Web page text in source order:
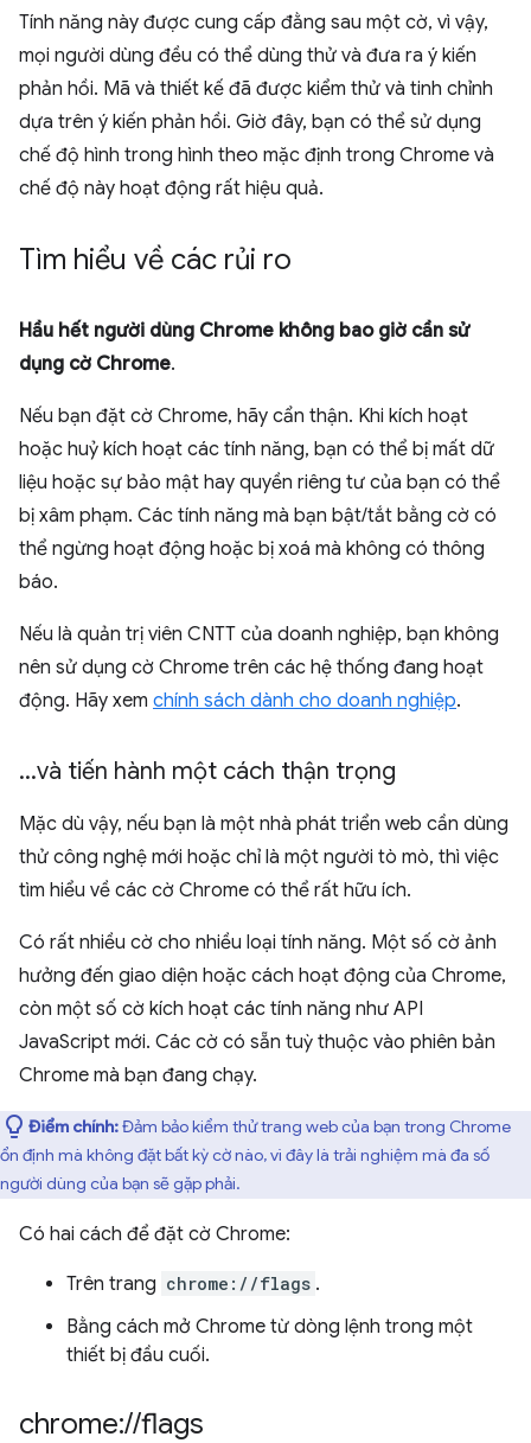
Tính năng này được cung cấp đằng sau một cờ, vì vậy,
mọi người dùng đều có thể dùng thử và đưa ra ý kiến
phản hồi. Mã và thiết kế đã được kiểm thử và tinh chỉnh
dựa trên ý kiến phản hồi. Giờ đây, bạn có thể sử dụng
chế độ hình trong hình theo mặc định trong Chrome và
chế độ này hoạt động rất hiệu quả.
Tìm hiểu về các rủi ro
Hầu hết người dùng Chrome không bao giờ cần sử
dụng cờ Chrome.
Nếu bạn đặt cờ Chrome, hãy cẩn thận. Khi kích hoạt
hoặc huỷ kích hoạt các tính năng, bạn có thể bị mất dữ
liệu hoặc sự bảo mật hay quyền riêng tư của bạn có thể
bị xâm phạm. Các tính năng mà bạn bật/tắt bằng cờ có
thể ngừng hoạt động hoặc bị xoá mà không có thông
báo.
Nếu là quản trị viên CNTT của doanh nghiệp, bạn không
nên sử dụng cờ Chrome trên các hệ thống đang hoạt
động. Hãy xem chính sách dành cho doanh nghiệp.
...và tiến hành một cách thận trọng
Mặc dù vậy, nếu bạn là một nhà phát triển web cần dùng
thử công nghệ mới hoặc chỉ là một người tò mò, thì việc
tìm hiểu về các cờ Chrome có thể rất hữu ích.
Có rất nhiều cờ cho nhiều loại tính năng. Một số cờ ảnh
hưởng đến giao diện hoặc cách hoạt động của Chrome,
còn một số cờ kích hoạt các tính năng như API
JavaScript mới. Các cờ có sẵn tuỳ thuộc vào phiên bản
Chrome mà bạn đang chạy.
Điểm chính:Đảm bảo kiểm thử trang web của bạn trong Chrome
ổn định mà không đặt bất kỳ cờ nào, vì đây là trải nghiệm mà đa số
người dùng của bạn sẽ gặp phải.
Có hai cách để đặt cờ Chrome:
Trên trang chrome://flags .
Bằng cách mở Chrome từ dòng lệnh trong một
thiết bị đầu cuối.
chrome://flags